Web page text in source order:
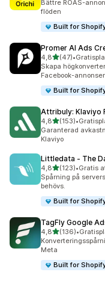
Bättre ROAS-
flöden
Built for
Promer AI Ads
4,8av 5 stjärnor
(47)
47 recensioner
•
Skapa
Facebook-annonser
Built for
Attribuly: Klaviyo
4,8av 5 stjärnor
(153)
153 recensioner
•
Garanterad
Klaviyo
Littledata ‑ The
4,8av 5 stjärnor
(123)
123 recensioner
•Gratis
Spårning på
behövs.
Built for
TagFly Google
4,8av 5 stjärnor
(136)
136 recensioner
•
Meta
Built for